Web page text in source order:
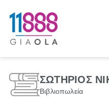
ΣΩΤΗΡΙΟΣ
Βιβλιοπωλεία